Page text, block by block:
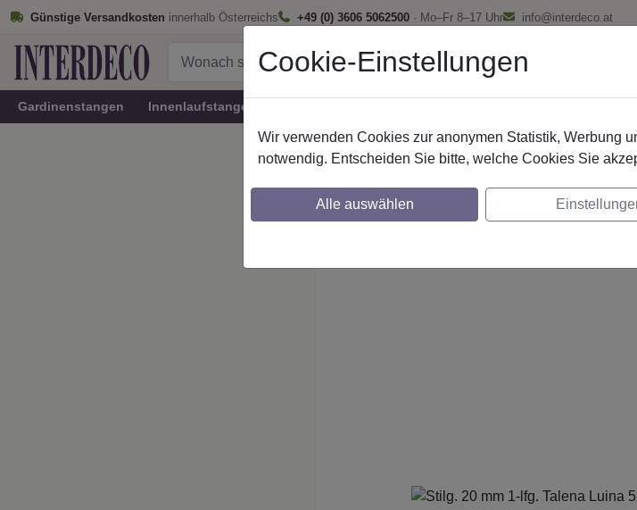
Günstige Versandkosten innerhalb Österreichs +49 (0) 3606 5062500 · Mo–Fr 8–17 Uhr info@interdeco.at
Gardinenstangen Innenlaufstangen
Stilg. 20 mm 1-lfg. Talena Luina
Maßzuschnitt möglich
Cookie-Einstellungen
Wir verwenden Cookies zur anonymen Statistik, Werbung
notwendig. Entscheiden Sie bitte, welche Cookies Sie
Alle auswählen